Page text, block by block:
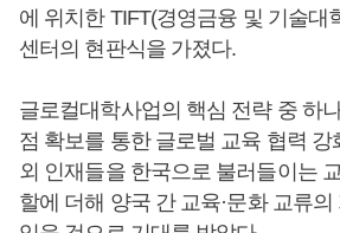
에 위치한 TIFT(경영금융 및 기술대
센터의 현판식을 가졌다.
글로컬대학사업의 핵심 전략 중 하
점 확보를 통한 글로벌 교육 협력 강
외 인재들을 한국으로 불러들이는
할에 더해 양국 간 교육·문화 교류